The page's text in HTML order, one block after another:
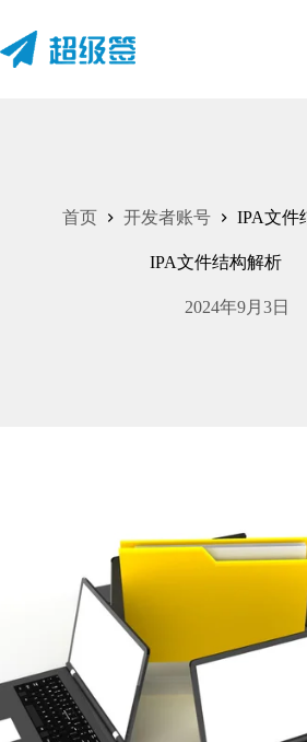
内
首页 开发者账号 IPA文件
IPA文件结构解析
2024年9月3日